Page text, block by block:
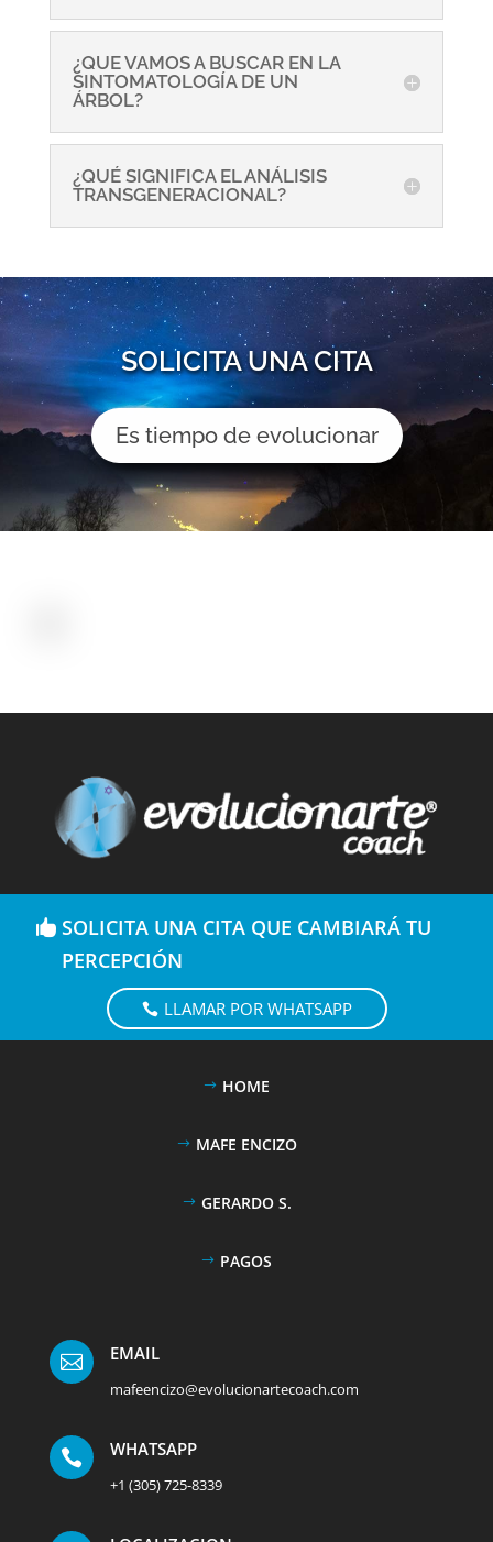
¿QUE VAMOS A BUSCAR EN LA
SINTOMATOLOGÍA DE UN
ÁRBOL?
¿QUÉ SIGNIFICA EL ANÁLISIS
TRANSGENERACIONAL?
SOLICITA UNA CITA
Es tiempo de evolucionar
SOLICITA UNA CITA QUE CAMBIARÁ TU
PERCEPCIÓN
LLAMAR POR WHATSAPP
HOME
MAFE ENCIZO
GERARDO S.
PAGOS
 EMAIL
mafeencizo@evolucionartecoach.com
 WHATSAPP
+1 (305) 725-8339